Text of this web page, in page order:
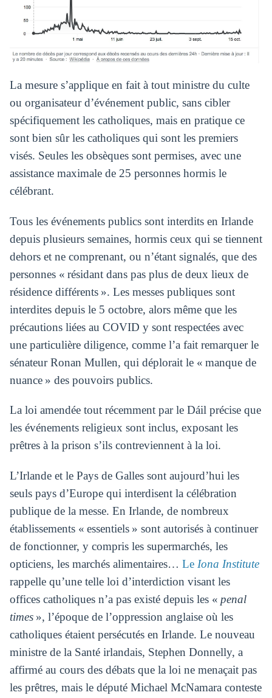
La mesure s’applique en fait à tout ministre du culte
ou organisateur d’événement public, sans cibler
spécifiquement les catholiques, mais en pratique ce
sont bien sûr les catholiques qui sont les premiers
visés. Seules les obsèques sont permises, avec une
assistance maximale de 25 personnes hormis le
célébrant.
Tous les événements publics sont interdits en Irlande
depuis plusieurs semaines, hormis ceux qui se tiennent
dehors et ne comprenant, ou n’étant signalés, que des
personnes « résidant dans pas plus de deux lieux de
résidence différents ». Les messes publiques sont
interdites depuis le 5 octobre, alors même que les
précautions liées au COVID y sont respectées avec
une particulière diligence, comme l’a fait remarquer le
sénateur Ronan Mullen, qui déplorait le « manque de
nuance » des pouvoirs publics.
La loi amendée tout récemment par le Dáil précise que
les événements religieux sont inclus, exposant les
prêtres à la prison s’ils contreviennent à la loi.
L’Irlande et le Pays de Galles sont aujourd’hui les
seuls pays d’Europe qui interdisent la célébration
publique de la messe. En Irlande, de nombreux
établissements « essentiels » sont autorisés à continuer
de fonctionner, y compris les supermarchés, les
opticiens, les marchés alimentaires… Le Iona Institute
rappelle qu’une telle loi d’interdiction visant les
offices catholiques n’a pas existé depuis les « penal
times», l’époque de l’oppression anglaise où les
catholiques étaient persécutés en Irlande. Le nouveau
ministre de la Santé irlandais, Stephen Donnelly, a
affirmé au cours des débats que la loi ne menaçait pas
les prêtres, mais le député Michael McNamara conteste